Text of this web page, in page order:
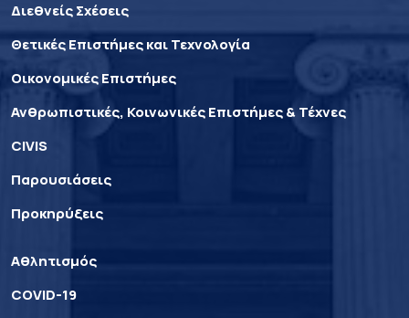
Διεθνείς Σχέσεις
Θετικές Επιστήμες και Τεχνολογία
Οικονομικές Επιστήμες
Ανθρωπιστικές, Κοινωνικές Επιστήμες & Τέχνες
CIVIS
Παρουσιάσεις
Προκηρύξεις
Αθλητισμός
COVID-19